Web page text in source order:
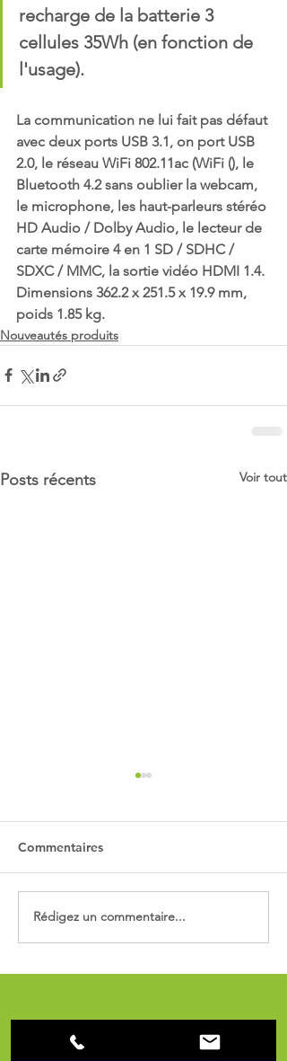
recharge de la batterie 3
cellules 35Wh (en fonction de
l'usage).
La communication ne lui fait pas défaut
avec deux ports USB 3.1, on port USB
2.0, le réseau WiFi 802.11ac (WiFi (), le
Bluetooth 4.2 sans oublier la webcam,
le microphone, les haut-parleurs stéréo
HD Audio / Dolby Audio, le lecteur de
carte mémoire 4 en 1 SD / SDHC /
SDXC / MMC, la sortie vidéo HDMI 1.4.
Dimensions 362.2 x 251.5 x 19.9 mm,
poids 1.85 kg.
Nouveautés produits
Posts récents Voir tout
SOLUTION DE SÉCURITÉ
ANTIVIRUS
Commentaires
Rédigez un commentaire...
CONTACT